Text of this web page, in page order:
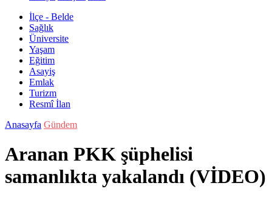
İlçe - Belde
Sağlık
Üniversite
Yaşam
Eğitim
Asayiş
Emlak
Turizm
Resmî İlan
Anasayfa Gündem
Aranan PKK şüphelisi
samanlıkta yakalandı (VİDEO)